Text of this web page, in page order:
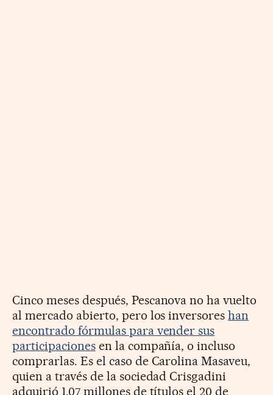
Cinco meses después, Pescanova no ha vuelto
al mercado abierto, pero los inversoreshan
encontrado fórmulas para vender sus
participacionesen la compañía, o incluso
comprarlas. Es el caso de Carolina Masaveu,
quien a través de la sociedad Crisgadini
adquirió 1,07 millones de títulos el 20 de